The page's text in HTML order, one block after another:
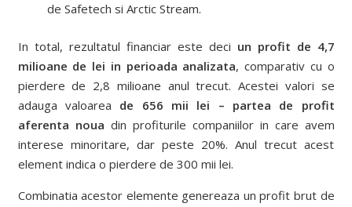
de Safetech si Arctic Stream.
In total, rezultatul financiar este deci un profit de 4,7
milioane de lei in perioada analizata, comparativ cu o
pierdere de 2,8 milioane anul trecut. Acestei valori se
adauga valoarea de 656 mii lei – partea de profit
aferenta noua din profiturile companiilor in care avem
interese minoritare, dar peste 20%. Anul trecut acest
element indica o pierdere de 300 mii lei.
Combinatia acestor elemente genereaza un profit brut de